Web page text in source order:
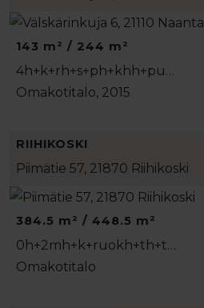
143 m² / 244 m²
4h+k+rh+s+ph+khh+pu…
Omakotitalo, 2015
RIIHIKOSKI
Piimätie 57, 21870 Riihikoski
384.5 m² / 448.5 m²
0h+2mh+k+ruokh+th+t…
Omakotitalo